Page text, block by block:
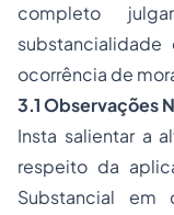
completo
ocorrência de
3.1 Observações
Insta salientar a
respeito da
Substancial